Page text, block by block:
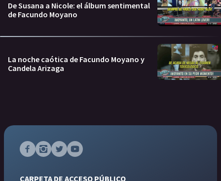
De Susana a Nicole: el álbum sentimental
de Facundo Moyano
La noche caótica de Facundo Moyano y
Candela Arizaga
CARPETA DE ACCESO PÚBLICO